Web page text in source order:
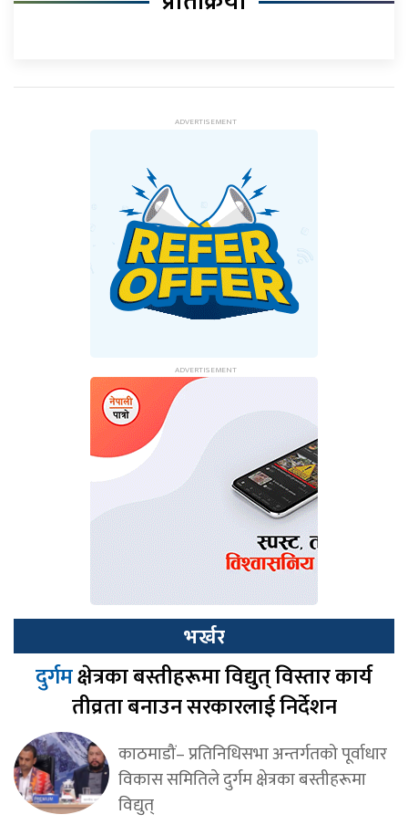
भर्खर
दुर्गमक्षेत्रका बस्तीहरूमा विद्युत् विस्तार कार्य
तीव्रता बनाउन सरकारलाई निर्देशन
काठमाडौं– प्रतिनिधिसभा अन्तर्गतको पूर्वाधार
विकास समितिले दुर्गम क्षेत्रका बस्तीहरूमा
विद्युत्